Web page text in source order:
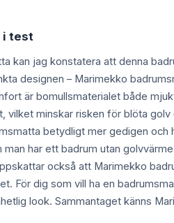
i test
kan jag konstatera att denna
designen – Marimekko
är bomullsmaterialet både
minskar risken för blöta
betydligt mer gedigen och
har ett badrum utan
också att Marimekko
För dig som vill ha en
look. Sammantaget känns